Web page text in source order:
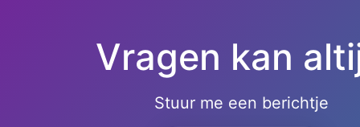
Vragen kan
Stuur me een berichtje